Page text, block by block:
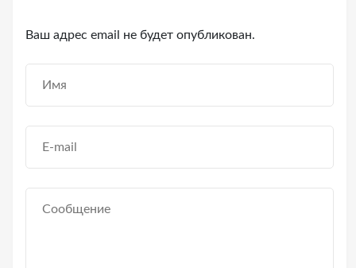
Ваш адрес email не будет опубликован.